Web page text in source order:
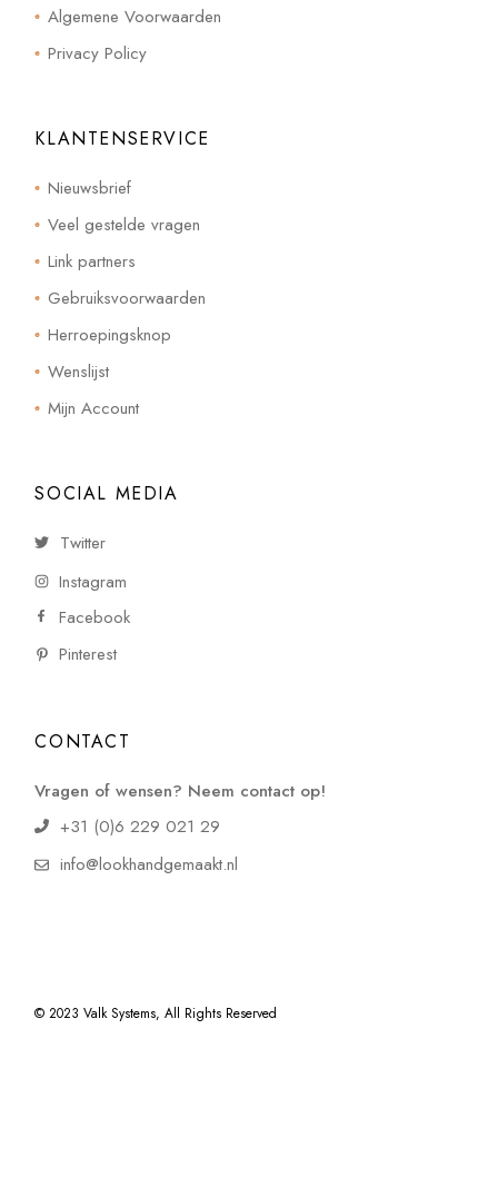
Algemene Voorwaarden
Privacy Policy
KLANTENSERVICE
Nieuwsbrief
Veel gestelde vragen
Link partners
Gebruiksvoorwaarden
Herroepingsknop
Wenslijst
Mijn Account
SOCIAL MEDIA
Twitter
Instagram
Facebook
Pinterest
CONTACT
Vragen of wensen? Neem contact op!
+31 (0)6 229 021 29
info@lookhandgemaakt.nl
© 2023Valk Systems, All Rights Reserved